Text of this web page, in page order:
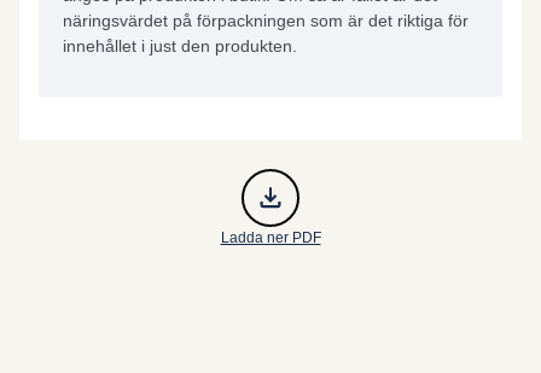
näringsvärdet på förpackningen som är det riktiga för
innehållet i just den produkten.
Ladda ner PDF